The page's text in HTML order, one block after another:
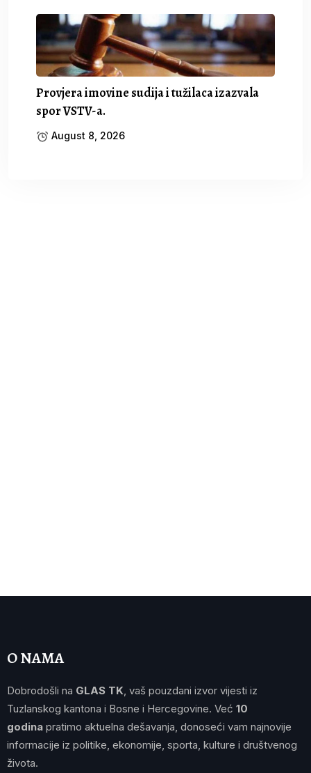
Provjera imovine sudija i tužilaca izazvala
spor VSTV-a.
August 8, 2026
O NAMA
Dobrodošli na GLAS TK , vaš pouzdani izvor vijesti iz
Tuzlanskog kantona i Bosne i Hercegovine. Već 10
godina pratimo aktuelna dešavanja, donoseći vam najnovije
informacije iz politike, ekonomije, sporta, kulture i društvenog
života.